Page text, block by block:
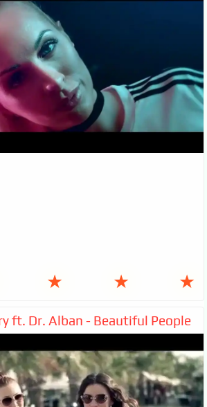
★ ★ ★
ft. Dr. Alban - Beautiful People